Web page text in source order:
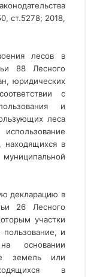
ст.5278; 2018,
лесов в
88 Лесного
юридических
с
и
леса
находящихся в
декларацию в
26 Лесного
участки
и
основании
земель или
в